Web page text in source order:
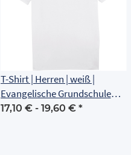
T-Shirt | Herren | weiß |
Evangelische Grundschule
Erfurt
17,10 € - 19,60 € *